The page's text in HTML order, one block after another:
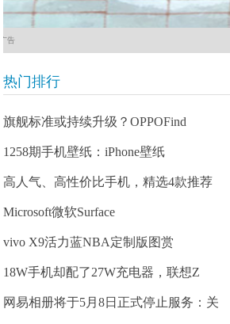
广告
热门排行
旗舰标准或持续升级？OPPOFind
1258期手机壁纸：iPhone壁纸
高人气、高性价比手机，精选4款推荐
Microsoft微软Surface
vivo X9活力蓝NBA定制版图赏
18W手机却配了27W充电器，联想Z
网易相册将于5月8日正式停止服务：关